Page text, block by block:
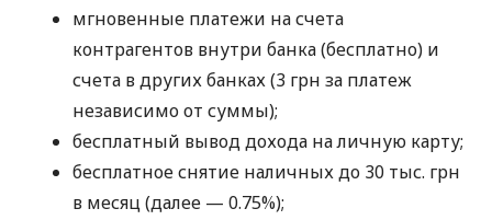
мгновенные платежи на счета
контрагентов внутри банка (бесплатно) и
счета в других банках (3 грн за платеж
независимо от суммы);
бесплатный вывод дохода на личную карту;
бесплатное снятие наличных до 30 тыс. грн
в месяц (далее — 0.75%);